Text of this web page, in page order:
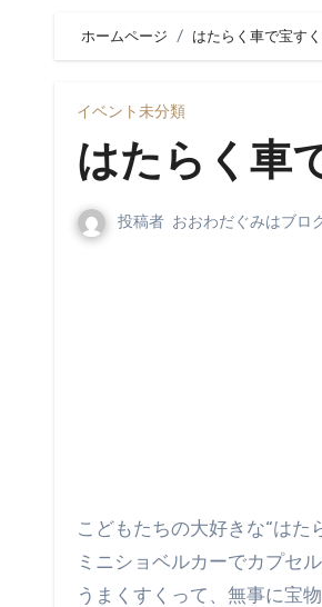
ホームページ はたらく車で宝す
イベント未分類
はたらく車
投稿者 おおわだぐみはブロ
こどもたちの大好きな“はた
ミニショベルカーでカプセ
うまくすくって、無事に宝